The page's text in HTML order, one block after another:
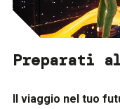
Preparati
Il viaggio nel tuo